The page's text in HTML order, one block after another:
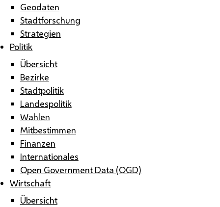
Geodaten
Stadtforschung
Strategien
Politik
Übersicht
Bezirke
Stadtpolitik
Landespolitik
Wahlen
Mitbestimmen
Finanzen
Internationales
Open Government Data (OGD)
Wirtschaft
Übersicht